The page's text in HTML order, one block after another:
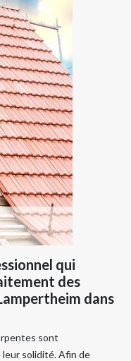
qui
des
dans
sont
solidité. Afin de